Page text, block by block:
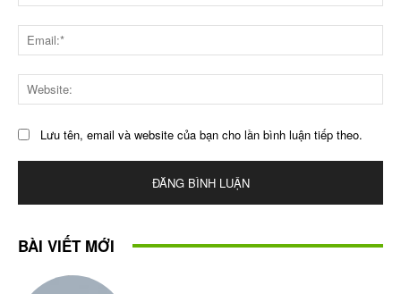
Lưu tên, email và website của bạn cho lần bình luận tiếp theo.
BÀI VIẾT MỚI